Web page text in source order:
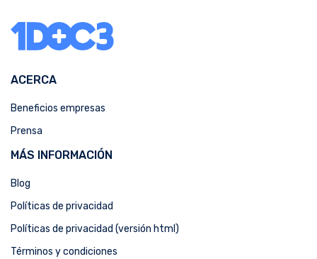
ACERCA
Beneficios empresas
Prensa
MÁS INFORMACIÓN
Blog
Políticas de privacidad
Políticas de privacidad (versión html)
Términos y condiciones